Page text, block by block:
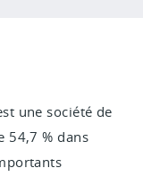
une société de
54,7 % dans